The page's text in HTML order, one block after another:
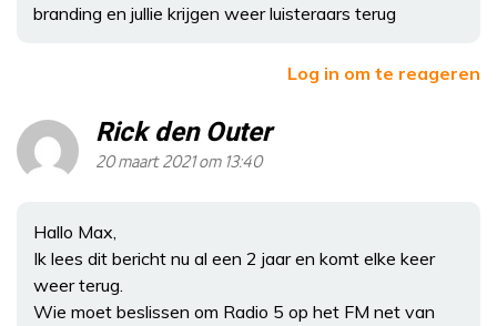
branding en jullie krijgen weer luisteraars terug
Log in om te reageren
Rick den Outer
20 maart 2021 om 13:40
Hallo Max,
Ik lees dit bericht nu al een 2 jaar en komt elke keer
weer terug.
Wie moet beslissen om Radio 5 op het FM net van